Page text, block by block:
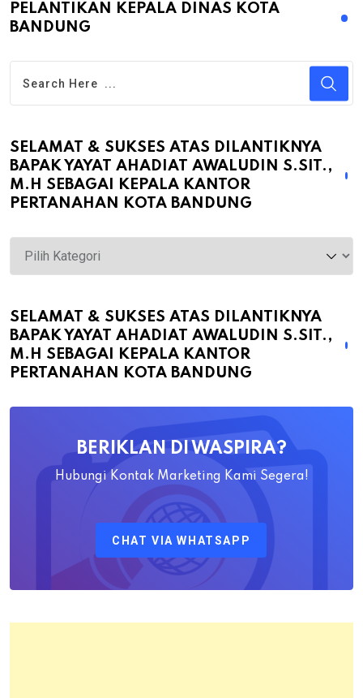
PELANTIKAN KEPALA DINAS KOTA
BANDUNG
SELAMAT & SUKSES ATAS DILANTIKNYA
BAPAK YAYAT AHADIAT AWALUDIN S.SIT.,
M.H SEBAGAI KEPALA KANTOR
PERTANAHAN KOTA BANDUNG
Selamat
&
atas
Dilantiknya
Bapak
Ahadiat
Pertanahan
Kota
SELAMAT & SUKSES ATAS DILANTIKNYA
BAPAK YAYAT AHADIAT AWALUDIN S.SIT.,
M.H SEBAGAI KEPALA KANTOR
PERTANAHAN KOTA BANDUNG
BERIKLAN DI WASPIRA?
Hubungi Kontak Marketing Kami Segera!
CHAT VIA WHATSAPP